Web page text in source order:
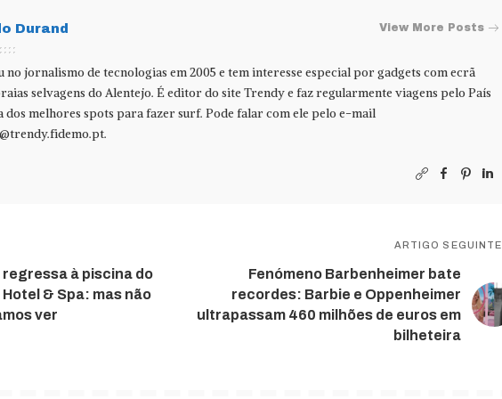
Durand View More Posts
no jornalismo de tecnologias em 2005 e tem interesse especial por gadgets com ecrã
selvagens do Alentejo. É editor do site Trendy e faz regularmente viagens pelo País
dos melhores spots para fazer surf. Pode falar com ele pelo e-mail
.
regressa à piscina do
& Spa: mas não
ver
ARTIGO SEGUINTE
Fenómeno Barbenheimer bate
recordes: Barbie e Oppenheimer
ultrapassam 460 milhões de euros em
bilheteira